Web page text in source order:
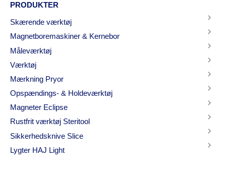
PRODUKTER
Skærende værktøj
Magnetboremaskiner & Kernebor
Måleværktøj
Værktøj
Mærkning Pryor
Opspændings- & Holdeværktøj
Magneter Eclipse
Rustfrit værktøj Steritool
Sikkerhedsknive Slice
Lygter HAJ Light